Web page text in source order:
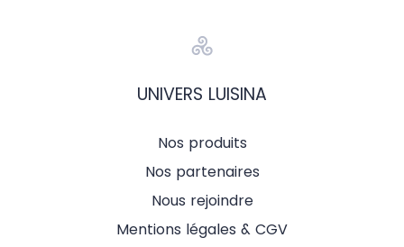
UNIVERS LUISINA
Nos produits
Nos partenaires
Nous rejoindre
Mentions légales & CGV